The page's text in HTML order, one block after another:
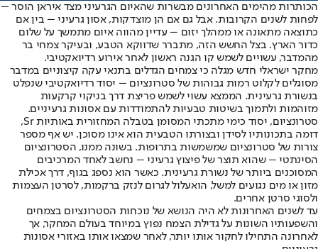
הכותרות מהימים האחרונים מבשרות שהאיום הגרעיני מצד איראן הוסר –
לפחות לשנים הקרובות. אבל גם אם הן מוצדקות, אסון גרעיני – בין אם
כתוצאה מתאונה או ממהלך יזום – עדיין מהווה איום מתמשך על שלום
כדור הארץ. בצל החשש הזה, מתברר שדווקא הטבע, ובעיקר צמחי בר
מהמדבר, עשויים לשמש קו הגנה ראשון לאחר אירוע רדיואקטיבי.
מחקר ישראלי חדש מגלה כי צמחים הגדלים בתנאי עקה קיצוניים במדבר
מסוגלים לקלוט רמות גבוהות של סטרונציום – יסוד רדיואקטיבי שנפלט
בנשורת גרעינית. הממצא עשוי לשמש פריצת דרך בניקוי קרקעות
מזוהמות ולתמוך בשיטות טבעיות להתמודדות עם אסונות גרעיניים.
סטרונציום, יסוד כימי מתכתי המסומן בטבלה המחזורית באותיות Sr,
דומה בתכונותיו לסידן ובצורתו הטבעית הוא אינו מסוכן. יש אף מספר
צורות של סטרונציום שמשמשות בתרופות. בשונה ממנו, הסטרונציום
הסינתטי – שהוא תוצר של פיצוץ גרעיני – נחשב לאחד המרכיבים
המסוכנים ביותר של נשורת גרעינית. כאשר הוא נספג בגוף, דרך אכילת
מזון או מים נגועים למשל, הואעלול לגרום לנזק ברקמות, לסרטן העצמות
ולסוגי סרטן אחרים.
עד לשנים האחרונות לא היה הנושא של נוכחות הסטרונציום בצמחים
והשפעותיו השונות על גדילת הצמח נפוץ במיוחד בעולם המחקר, אך
לאחרונה התחילו לחקור אותו יותר, לאחר שמצאו אותו באזורי אסונות